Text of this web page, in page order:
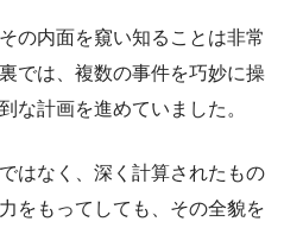
の内面を窺い知ることは非常
では、複数の事件を巧妙に操
な計画を進めていました。
はなく、深く計算されたもの
をもってしても、その全貌を